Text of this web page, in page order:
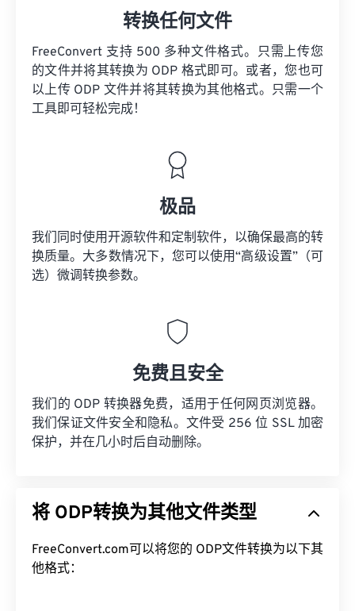
转换任何文件
FreeConvert 支持 500 多种文件格式。只需上传您
的文件并将其转换为 ODP 格式即可。或者，您也可
以上传 ODP 文件并将其转换为其他格式。只需一个
工具即可轻松完成！
极品
我们同时使用开源软件和定制软件，以确保最高的转
换质量。大多数情况下，您可以使用“高级设置”（可
选）微调转换参数。
免费且安全
我们的 ODP 转换器免费，适用于任何网页浏览器。
我们保证文件安全和隐私。文件受 256 位 SSL 加密
保护，并在几小时后自动删除。
将 ODP转换为其他文件类型
FreeConvert.com可以将您的 ODP文件转换为以下其
他格式：